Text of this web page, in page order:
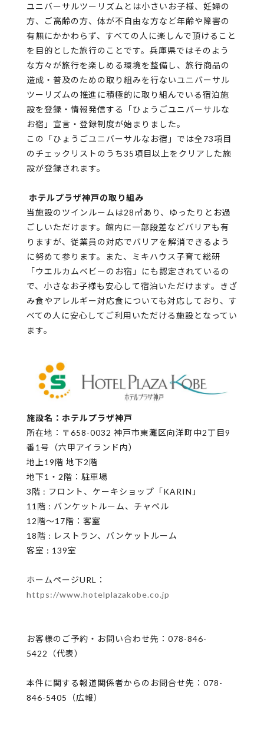
ユニバーサルツーリズムとは小さいお子様、妊婦の
方、ご高齢の方、体が不自由な方など年齢や障害の
有無にかかわらず、すべての人に楽しんで頂けること
を目的とした旅行のことです。兵庫県ではそのよう
な方々が旅行を楽しめる環境を整備し、旅行商品の
造成・普及のための取り組みを行ないユニバーサル
ツーリズムの推進に積極的に取り組んでいる宿泊施
設を登録・情報発信する「ひょうごユニバーサルな
お宿」宣言・登録制度が始まりました。
この「ひょうごユニバーサルなお宿」では全73項目
のチェックリストのうち35項目以上をクリアした施
設が登録されます。
ホテルプラザ神戸の取り組み
当施設のツインルームは28㎡あり、ゆったりとお過
ごしいただけます。館内に一部段差などバリアも有
りますが、従業員の対応でバリアを解消できるよう
に努めて参ります。また、ミキハウス子育て総研
「ウエルカムベビーのお宿」にも認定されているの
で、小さなお子様も安心して宿泊いただけます。きざ
み食やアレルギー対応食についても対応しており、す
べての人に安心してご利用いただける施設となってい
ます。
施設名：ホテルプラザ神⼾
所在地：〒658-0032 神⼾市東灘区向洋町中2丁⽬9
番1号（六甲アイランド内）
地上19階 地下2階
地下1・2階：駐⾞場
3階 : フロント、ケーキショップ「KARIN」
11階 : バンケットルーム、チャペル
12階〜17階：客室
18階 : レストラン、バンケットルーム
客室 : 139室
ホームページURL：
https://www.hotelplazakobe.co.jp
お客様のご予約・お問い合わせ先：078-846-
5422（代表）
本件に関する報道関係者からのお問合せ先：078-
846-5405（広報）